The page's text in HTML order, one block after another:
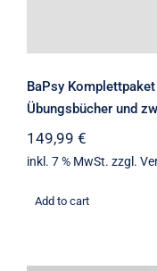
BaPsy
Übungsbücher und
149,99 €
inkl. 7 % MwSt. zzgl.
Add to cart